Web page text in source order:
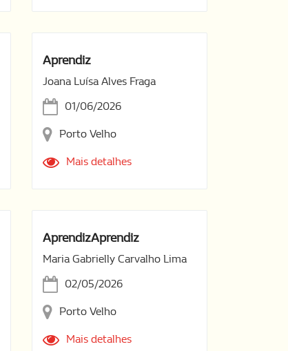
Aprendiz
Joana Luísa Alves Fraga
01/06/2026
Porto Velho
Mais detalhes
AprendizAprendiz
Maria Gabrielly Carvalho Lima
02/05/2026
Porto Velho
Mais detalhes